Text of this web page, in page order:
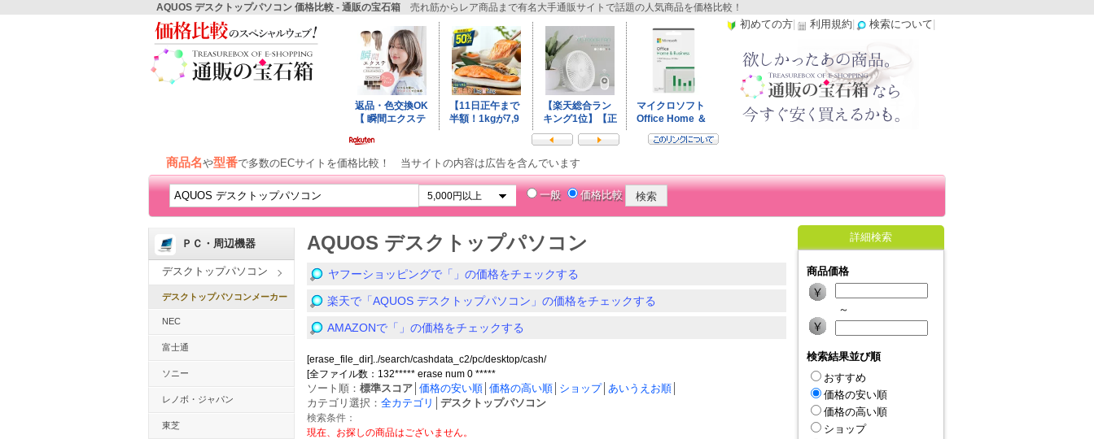
AQUOS デスクトップパソコン 価格比較 - 通販の宝石箱 売れ筋からレア商品まで有名大手通販サイトで話題の人気商品を価格比較！
初めての方 利用規約 検索について
商品名や型番で多数のECサイトを価格比較！ 当サイトの内容は広告を含んでいます
一般 価格比較
ＰＣ・周辺機器
デスクトップパソコン
デスクトップパソコンメーカー
NEC
富士通
ソニー
レノボ・ジャパン
東芝
AQUOS デスクトップパソコン
ヤフーショッピングで「」の価格をチェックする
楽天で「AQUOS デスクトップパソコン」の価格をチェックする
AMAZONで「」の価格をチェックする
[erase_file_dir]../search/cashdata_c2/pc/desktop/cash/
[全ファイル数：132***** erase num 0 *****
ソート順： 標準スコア 価格の安い順 価格の高い順 ショップ│ あいうえお順
カテゴリ選択： 全カテゴリ デスクトップパソコン
検索条件：
現在、お探しの商品はございません。
詳細検索
商品価格
～
検索結果並び順
おすすめ
価格の安い順
価格の高い順
ショップ